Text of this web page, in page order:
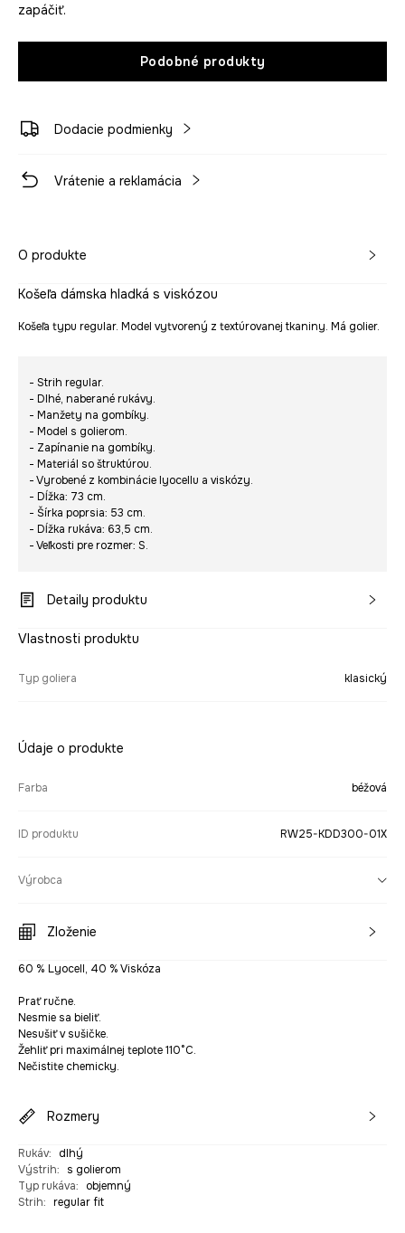
zapáčiť.
Podobné produkty
Dodacie podmienky
Vrátenie a reklamácia
O produkte
Košeľa dámska hladká s viskózou
Košeľa typu regular. Model vytvorený z textúrovanej tkaniny. Má golier.
- Strih regular.
- Dlhé, naberané rukávy.
- Manžety na gombíky.
- Model s golierom.
- Zapínanie na gombíky.
- Materiál so štruktúrou.
- Vyrobené z kombinácie lyocellu a viskózy.
- Dĺžka: 73 cm.
- Šírka poprsia: 53 cm.
- Dĺžka rukáva: 63,5 cm.
- Veľkosti pre rozmer: S.
Detaily produktu
Vlastnosti produktu
Typ goliera klasický
Údaje o produkte
Farba béžová
ID produktu RW25-KDD300-01X
Výrobca
Zloženie
60 % Lyocell, 40 % Viskóza
Prať ručne.
Nesmie sa bieliť.
Nesušiť v sušičke.
Žehliť pri maximálnej teplote 110°C.
Nečistite chemicky.
Rozmery
Rukáv:
dlhý
Výstrih:
s golierom
Typ rukáva:
objemný
Strih: regular fit